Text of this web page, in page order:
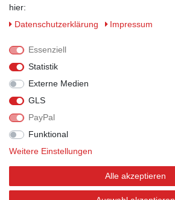
VERSANDPARTNER
hier:
Daten­schutz­erklärung
Impressum
Essenziell
Statistik
Externe Medien
GLS
PayPal
Funktional
Weitere Einstellungen
Alle akzeptieren